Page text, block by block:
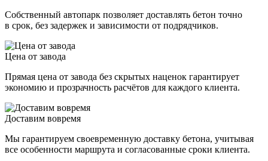
Собственный автопарк позволяет доставлять бетон точно
в срок, без задержек и зависимости от подрядчиков.
Цена от завода
Прямая цена от завода без скрытых наценок гарантирует
экономию и прозрачность расчётов для каждого клиента.
Доставим вовремя
Мы гарантируем своевременную доставку бетона, учитывая
все особенности маршрута и согласованные сроки клиента.